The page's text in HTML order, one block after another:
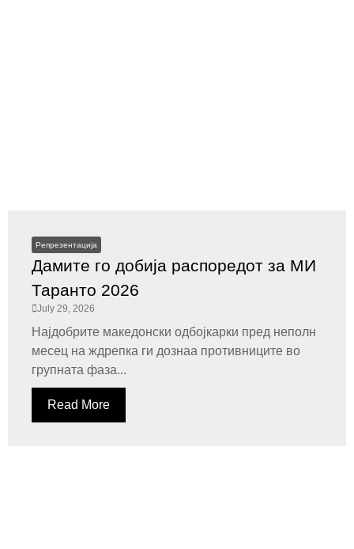
Репрезентација
Дамите го добија распоредот за МИ
Таранто 2026
July 29, 2026
Најдобрите македонски одбојкарки пред неполн
месец на ждрепка ги дознаа противниците во
групната фаза...
Read More